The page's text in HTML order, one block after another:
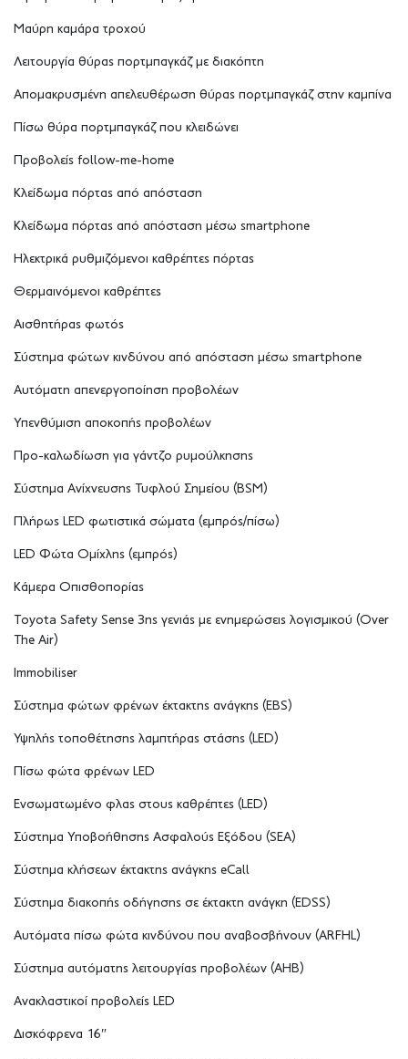
Μαύρη καμάρα τροχού
Λειτουργία θύρας πορτμπαγκάζ με διακόπτη
Απομακρυσμένη απελευθέρωση θύρας πορτμπαγκάζ στην καμπίνα
Πίσω θύρα πορτμπαγκάζ που κλειδώνει
Προβολείς follow-me-home
Κλείδωμα πόρτας από απόσταση
Κλείδωμα πόρτας από απόσταση μέσω smartphone
Ηλεκτρικά ρυθμιζόμενοι καθρέπτες πόρτας
Θερμαινόμενοι καθρέπτες
Αισθητήρας φωτός
Σύστημα φώτων κινδύνου από απόσταση μέσω smartphone
Αυτόματη απενεργοποίηση προβολέων
Υπενθύμιση αποκοπής προβολέων
Προ-καλωδίωση για γάντζο ρυμούλκησης
Σύστημα Ανίχνευσης Τυφλού Σημείου (BSM)
Πλήρως LED φωτιστικά σώματα (εμπρός/πίσω)
LED Φώτα Ομίχλης (εμπρός)
Κάμερα Oπισθοπορίας
Toyota Safety Sense 3ης γενιάς με ενημερώσεις λογισμικού (Οver
The Air)
Immobiliser
Σύστημα φώτων φρένων έκτακτης ανάγκης (EBS)
Υψηλής τοποθέτησης λαμπτήρας στάσης (LED)
Πίσω φώτα φρένων LED
Ενσωματωμένο φλας στους καθρέπτες (LED)
Σύστημα Υποβοήθησης Aσφαλούς Eξόδου (SEA)
Σύστημα κλήσεων έκτακτης ανάγκης eCall
Σύστημα διακοπής οδήγησης σε έκτακτη ανάγκη (EDSS)
Αυτόματα πίσω φώτα κινδύνου που αναβοσβήνουν (ARFHL)
Σύστημα αυτόματης λειτουργίας προβολέων (ΑΗΒ)
Ανακλαστικοί προβολείς LED
Δισκόφρενα 16″